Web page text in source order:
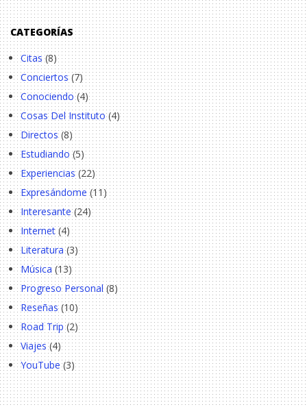
CATEGORÍAS
Citas (8)
Conciertos(7)
Conociendo(4)
Cosas Del Instituto(4)
Directos(8)
Estudiando (5)
Experiencias(22)
Expresándome (11)
Interesante(24)
Internet (4)
Literatura(3)
Música (13)
Progreso Personal (8)
Reseñas(10)
Road Trip(2)
Viajes(4)
YouTube(3)